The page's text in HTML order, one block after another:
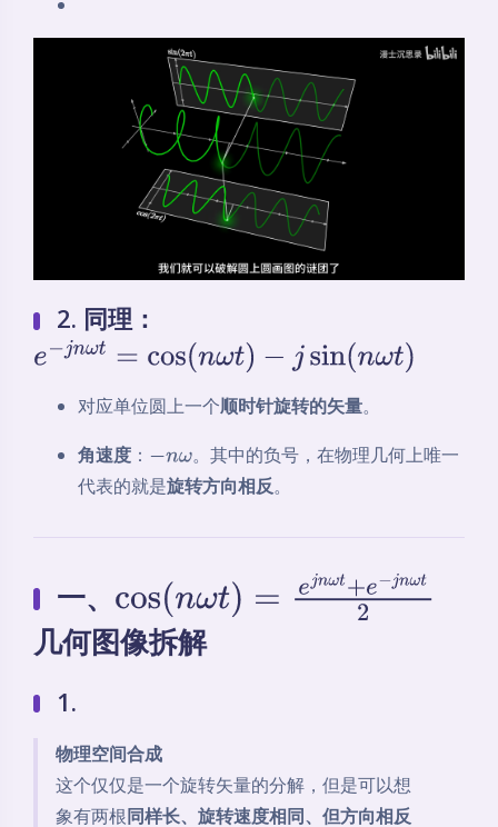
2. 同理：
e−jnωt =cos(nωt)−jsin nωt)
对应单位圆上一个顺时针旋转的矢量。
角速度 ： −nω 。其中的负号，在物理几何上唯一
代表的就是旋转方向相反。
一、 cos(nωt)= ejn ωt+e−jnωt
几何图像拆解
1.
物理空间合成
这个仅仅是一个旋转矢量的分解，但是可以想
象有两根同样长、旋转速度相同、但方向相反